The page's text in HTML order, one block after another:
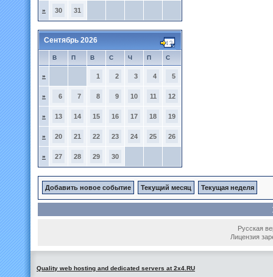
» 30 31
Сентябрь 2026
В П В С Ч П С
» 1 2 3 4 5
» 6 7 8 9 10 11 12
» 13 14 15 16 17 18 19
» 20 21 22 23 24 25 26
» 27 28 29 30
Добавить новое событие Текущий месяц Текущая неделя
Русская
Лицензия
Quality web hosting and dedicated servers at 2x4.RU